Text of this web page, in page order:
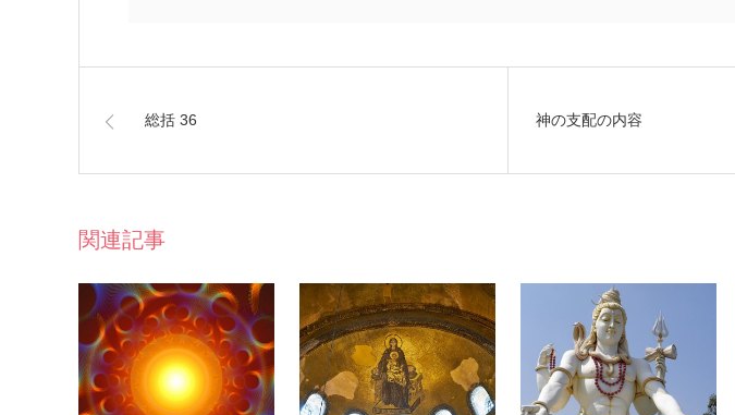
総括 36 神の支配の内容
関連記事